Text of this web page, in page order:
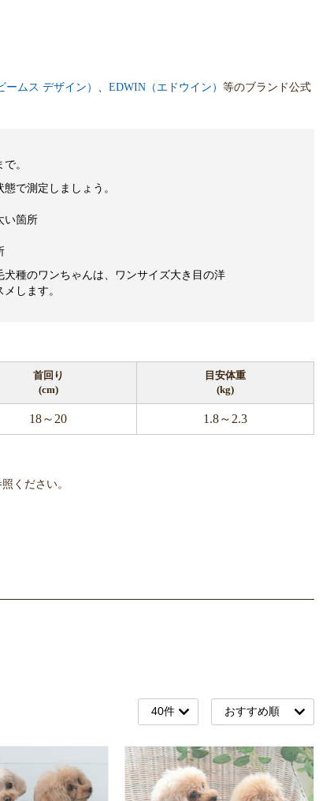
ムス デザイン） EDWIN（エドウイン） 等のブランド公式
。
で測定しましょう。
い箇所
種のワンちゃんは、ワンサイズ大き目の洋
します。
首回り
(cm)
目安体重
(kg)
18～20 1.8～2.3
ください。